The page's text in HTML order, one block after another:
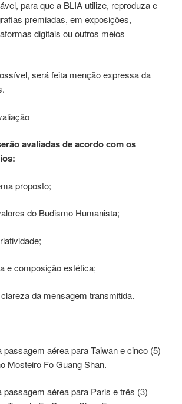
para que a BLIA utilize, reproduza e
premiadas, em exposições,
digitais ou outros meios
será feita menção expressa da
avaliadas de acordo com os
proposto;
do Budismo Humanista;
e composição estética;
da mensagem transmitida.
passagem aérea para Taiwan e cinco (5)
Mosteiro Fo Guang Shan.
passagem aérea para Paris e três (3)